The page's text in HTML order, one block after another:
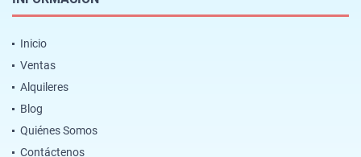
Inicio
Ventas
Alquileres
Blog
Quiénes Somos
Contáctenos